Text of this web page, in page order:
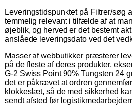
Leveringstidspunktet på Filtrer/søg
temmelig relevant i tilfælde af at
øjeblik, og herved er det bestemt
anslåede leveringsdato ved det
Masser af webbutikker præsterer
på de fleste af deres produkter,
G-2 Swiss Point 90% Tungsten 24
det er påkrævet at ordren
klokkeslæt, så de med sikkerhed
sendt afsted før